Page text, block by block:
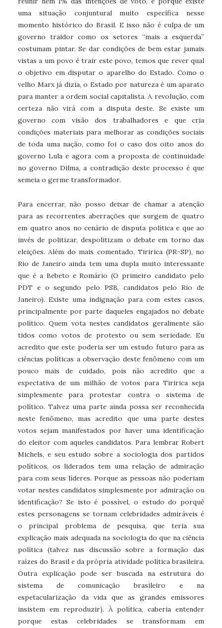
uma situação conjuntural muito específica nesse
momento histórico do Brasil. E isso não é culpa de um
governo traidor como os setores “mais a esquerda”
costumam pintar. Se dar condições de bem estar jamais
vistas a um povo é trair este povo, temos que rever qual
o objetivo em disputar o aparelho do Estado. Como o
velho Marx já dizia, o Estado por natureza é um aparato
para manter a ordem social capitalista. A revolução, com
certeza não virá com a disputa deste. Se existe um
governo com visão dos trabalhadores e que cria
condições materiais para melhorar as condições sociais
de toda uma nação, como foi o caso dos oito anos do
governo Lula e agora com a proposta de continuidade
no governo Dilma, a contradição deste processo é que
semeia o germe transformador.
Para encerrar, não posso deixar de chamar a atenção
para as recorrentes aberrações que surgem de quatro
em quatro anos no cenário de disputa política e que ao
invés de politizar, despolitizam o debate em torno das
eleições. Além do mais comentado, Tiririca (PR-SP), no
Rio de Janeiro ainda tem uma dupla muito interessante
que é a Bebeto e Romário (O primeiro candidato pelo
PDT e o segundo pelo PSB, candidatos pelo Rio de
Janeiro). Existe uma indignação para com estes casos,
principalmente por parte daqueles engajados no debate
político. Quem vota nestes candidatos geralmente são
tidos como votos de protesto ou sem seriedade. Eu
acredito que este poderia ser um estudo futuro para as
ciências políticas a observação deste fenômeno com um
pouco mais de cuidado, pois não acredito que a
expectativa de um milhão de votos para Tiririca seja
simplesmente para protestar contra o sistema de
político. Talvez uma parte ainda possa ser reconhecida
neste fenômeno, mas acredito que uma parte destes
votos sejam manifestados por haver uma identificação
do eleitor com aqueles candidatos. Para lembrar Robert
Michels, e seu estudo sobre a sociologia dos partidos
políticos, os liderados tem uma relação de admiração
para com seus líderes. Porque as pessoas não poderiam
votar nestes candidatos simplesmente por admiração ou
identificação? Se isto é possível, o estudo do porquê
estes personagens se tornam celebridades admiráveis é
o principal problema de pesquisa, que teria sua
explicação mais adequada na sociologia do que na ciência
política (talvez nas discussão sobre a formação das
raízes do Brasil e da própria atividade política brasileira.
Outra explicação pode ser buscada na estrutura do
sistema de comunicação brasileiro e na
espetacularização da vida que as grandes emissores
insistem em reproduzir). À política, caberia entender
porque estas celebridades se transformam em